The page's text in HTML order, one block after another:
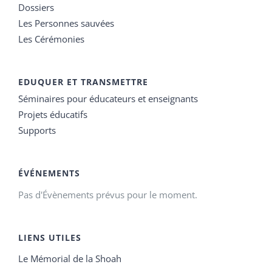
Dossiers
Les Personnes sauvées
Les Cérémonies
EDUQUER ET TRANSMETTRE
Séminaires pour éducateurs et enseignants
Projets éducatifs
Supports
ÉVÉNEMENTS
Pas d'Évènements prévus pour le moment.
LIENS UTILES
Le Mémorial de la Shoah